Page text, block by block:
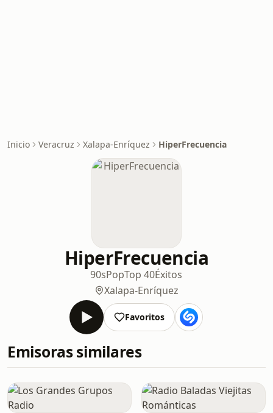
Inicio Veracruz Xalapa-Enríquez HiperFrecuencia
HiperFrecuencia
90sPopTop 40Éxitos
Xalapa-Enríquez
Favoritos
Emisoras similares